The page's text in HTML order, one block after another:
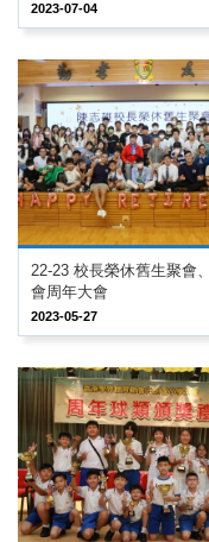
2023-07-04
22-23 校長榮休舊生聚會
會周年大會
2023-05-27